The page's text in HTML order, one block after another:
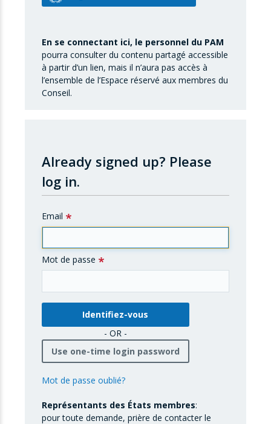
En se connectant ici, le personnel du PAM
pourra consulter du contenu partagé accessible
à partir d’un lien, mais il n’aura pas accès à
l’ensemble de l’Espace réservé aux membres du
Conseil.
Already signed up? Please
log in.
Email
Mot de passe
- OR -
Use one-time login password
Mot de passe oublié?
Représentants des États membres:
pour toute demande, prière de contacter le